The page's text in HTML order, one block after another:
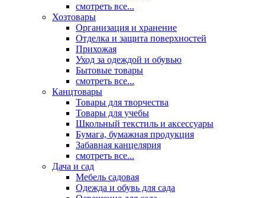
смотреть все...
Хозтовары
Организация и хранение
Отделка и защита поверхностей
Прихожая
Уход за одеждой и обувью
Бытовые товары
смотреть все...
Канцтовары
Товары для творчества
Товары для учебы
Школьный текстиль и аксессуары
Бумага, бумажная продукция
Забавная канцелярия
смотреть все...
Дача и сад
Мебель садовая
Одежда и обувь для сада